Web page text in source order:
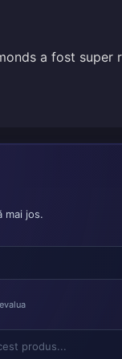
a fost super
mai jos.